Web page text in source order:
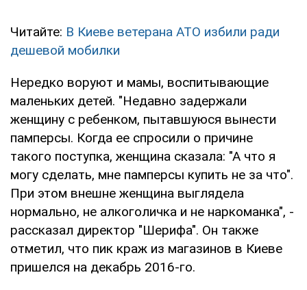
Читайте: В Киеве ветерана АТО избили ради
дешевой мобилки
Нередко воруют и мамы, воспитывающие
маленьких детей. "Недавно задержали
женщину с ребенком, пытавшуюся вынести
памперсы. Когда ее спросили о причине
такого поступка, женщина сказала: "А что я
могу сделать, мне памперсы купить не за что".
При этом внешне женщина выглядела
нормально, не алкоголичка и не наркоманка", -
рассказал директор "Шерифа". Он также
отметил, что пик краж из магазинов в Киеве
пришелся на декабрь 2016-го.